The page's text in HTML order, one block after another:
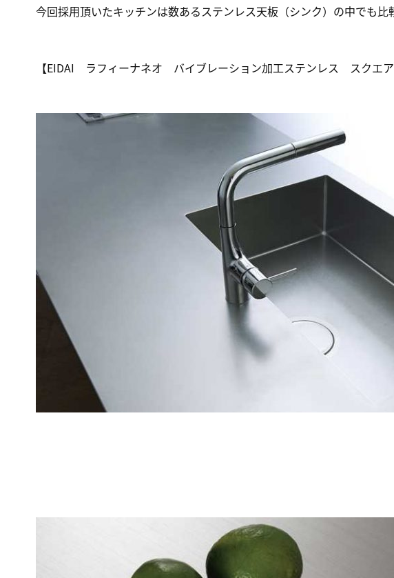
今回採用頂いたキッチンは数あるステンレス天板（シンク）の中でも
【EIDAI ラフィーナネオ バイブレーション加工ステンレス スクエア